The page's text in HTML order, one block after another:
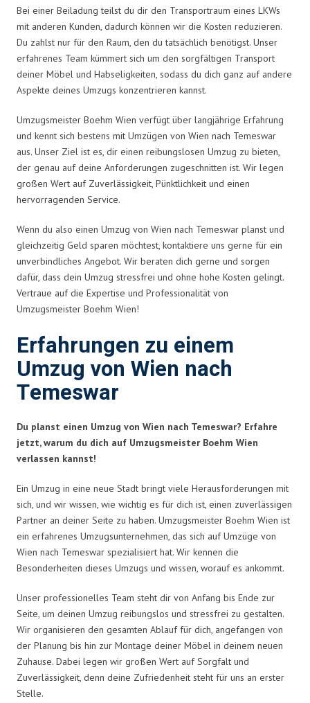
Bei einer Beiladung teilst du dir den Transportraum eines LKWs
mit anderen Kunden, dadurch können wir die Kosten reduzieren.
Du zahlst nur für den Raum, den du tatsächlich benötigst. Unser
erfahrenes Team kümmert sich um den sorgfältigen Transport
deiner Möbel und Habseligkeiten, sodass du dich ganz auf andere
Aspekte deines Umzugs konzentrieren kannst.
Umzugsmeister Boehm Wien verfügt über langjährige Erfahrung
und kennt sich bestens mit Umzügen von Wien nach Temeswar
aus. Unser Ziel ist es, dir einen reibungslosen Umzug zu bieten,
der genau auf deine Anforderungen zugeschnitten ist. Wir legen
großen Wert auf Zuverlässigkeit, Pünktlichkeit und einen
hervorragenden Service.
Wenn du also einen Umzug von Wien nach Temeswar planst und
gleichzeitig Geld sparen möchtest, kontaktiere uns gerne für ein
unverbindliches Angebot. Wir beraten dich gerne und sorgen
dafür, dass dein Umzug stressfrei und ohne hohe Kosten gelingt.
Vertraue auf die Expertise und Professionalität von
Umzugsmeister Boehm Wien!
Erfahrungen zu einem
Umzug von Wien nach
Temeswar
Du planst einen Umzug von Wien nach Temeswar? Erfahre
jetzt, warum du dich auf Umzugsmeister Boehm Wien
verlassen kannst!
Ein Umzug in eine neue Stadt bringt viele Herausforderungen mit
sich, und wir wissen, wie wichtig es für dich ist, einen zuverlässigen
Partner an deiner Seite zu haben. Umzugsmeister Boehm Wien ist
ein erfahrenes Umzugsunternehmen, das sich auf Umzüge von
Wien nach Temeswar spezialisiert hat. Wir kennen die
Besonderheiten dieses Umzugs und wissen, worauf es ankommt.
Unser professionelles Team steht dir von Anfang bis Ende zur
Seite, um deinen Umzug reibungslos und stressfrei zu gestalten.
Wir organisieren den gesamten Ablauf für dich, angefangen von
der Planung bis hin zur Montage deiner Möbel in deinem neuen
Zuhause. Dabei legen wir großen Wert auf Sorgfalt und
Zuverlässigkeit, denn deine Zufriedenheit steht für uns an erster
Stelle.